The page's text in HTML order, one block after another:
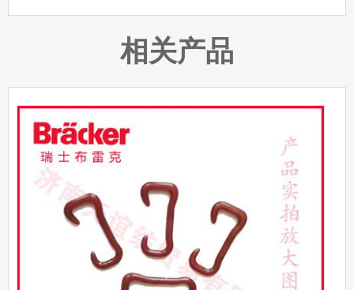
相关产品